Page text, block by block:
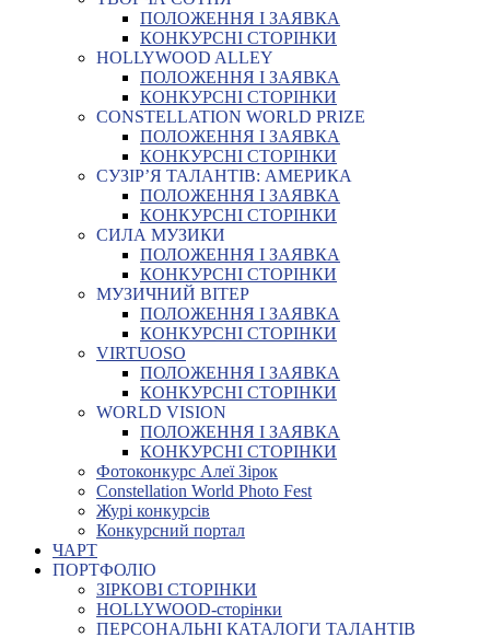
ПОЛОЖЕННЯ І ЗАЯВКА
КОНКУРСНІ СТОРІНКИ
HOLLYWOOD ALLEY
ПОЛОЖЕННЯ І ЗАЯВКА
КОНКУРСНІ СТОРІНКИ
CONSTELLATION WORLD PRIZE
ПОЛОЖЕННЯ І ЗАЯВКА
КОНКУРСНІ СТОРІНКИ
СУЗІР’Я ТАЛАНТІВ: АМЕРИКА
ПОЛОЖЕННЯ І ЗАЯВКА
КОНКУРСНІ СТОРІНКИ
СИЛА МУЗИКИ
ПОЛОЖЕННЯ І ЗАЯВКА
КОНКУРСНІ СТОРІНКИ
МУЗИЧНИЙ ВІТЕР
ПОЛОЖЕННЯ І ЗАЯВКА
КОНКУРСНІ СТОРІНКИ
VIRTUOSO
ПОЛОЖЕННЯ І ЗАЯВКА
КОНКУРСНІ СТОРІНКИ
WORLD VISION
ПОЛОЖЕННЯ І ЗАЯВКА
КОНКУРСНІ СТОРІНКИ
Фотоконкурс Алеї Зірок
Constellation World Photo Fest
Журі конкурсів
Конкурсний портал
ЧАРТ
ПОРТФОЛІО
ЗІРКОВІ СТОРІНКИ
HOLLYWOOD-сторінки
ПЕРСОНАЛЬНІ КАТАЛОГИ ТАЛАНТІВ